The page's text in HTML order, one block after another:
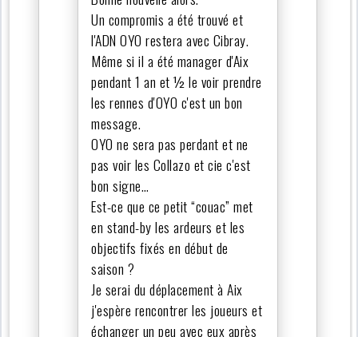
Un compromis a été trouvé et
l'ADN OYO restera avec Cibray.
Même si il a été manager d'Aix
pendant 1 an et ½ le voir prendre
les rennes d'OYO c'est un bon
message.
OYO ne sera pas perdant et ne
pas voir les Collazo et cie c'est
bon signe…
Est-ce que ce petit “couac” met
en stand-by les ardeurs et les
objectifs fixés en début de
saison ?
Je serai du déplacement à Aix
j'espère rencontrer les joueurs et
échanger un peu avec eux après